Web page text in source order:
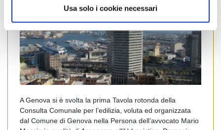
Usa solo i cookie necessari
A Genova si è svolta la prima Tavola rotonda della
Consulta Comunale per l’edilizia, voluta ed organizzata
dal Comune di Genova nella Persona dell’avvocato Mario